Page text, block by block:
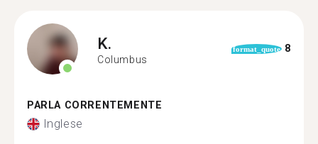
K.
Columbus
format_quote 8
PARLA CORRENTEMENTE
Inglese